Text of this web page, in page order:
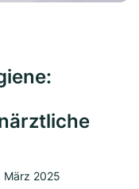
März 2025